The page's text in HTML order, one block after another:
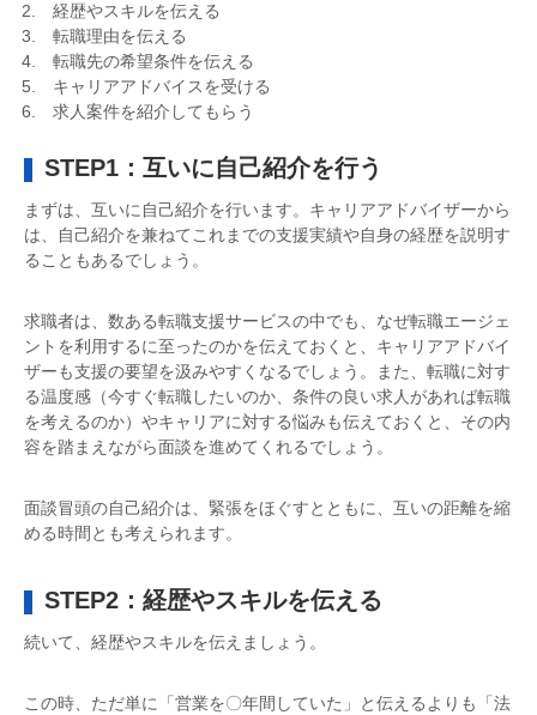
経歴やスキルを伝える
転職理由を伝える
転職先の希望条件を伝える
キャリアアドバイスを受ける
求人案件を紹介してもらう
STEP1：互いに自己紹介を行う
まずは、互いに自己紹介を行います。キャリアアドバイザーから
は、自己紹介を兼ねてこれまでの支援実績や自身の経歴を説明す
ることもあるでしょう。
求職者は、数ある転職支援サービスの中でも、なぜ転職エージェ
ントを利用するに至ったのかを伝えておくと、キャリアアドバイ
ザーも支援の要望を汲みやすくなるでしょう。また、転職に対す
る温度感（今すぐ転職したいのか、条件の良い求人があれば転職
を考えるのか）やキャリアに対する悩みも伝えておくと、その内
容を踏まえながら面談を進めてくれるでしょう。
面談冒頭の自己紹介は、緊張をほぐすとともに、互いの距離を縮
める時間とも考えられます。
STEP2：経歴やスキルを伝える
続いて、経歴やスキルを伝えましょう。
この時、ただ単に「営業を〇年間していた」と伝えるよりも「法